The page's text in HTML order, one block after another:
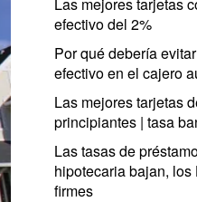
efectivo del 2%
Por qué debería
efectivo en el cajero
Las mejores tarjetas
principiantes | tasa
Las tasas de
hipotecaria bajan,
firmes